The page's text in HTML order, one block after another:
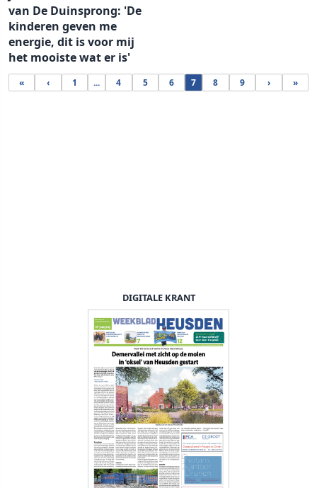
van De Duinsprong: 'De
kinderen geven me
energie, dit is voor mij
het mooiste wat er is'
« ‹ 1 ... 4 5 6 7 8 9 › »
DIGITALE KRANT